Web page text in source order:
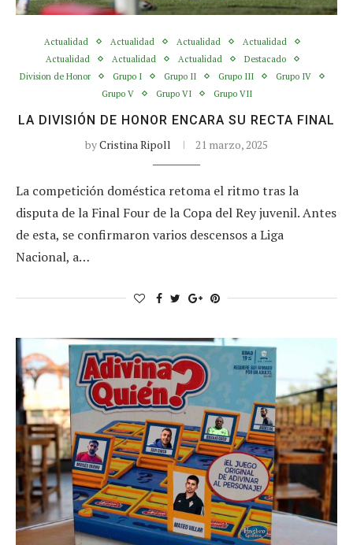
Actualidad Actualidad Actualidad
Actualidad
Actualidad
Actualidad Actualidad
Destacado
Division de Honor
Grupo I Grupo II Grupo III
Grupo IV
Grupo V
Grupo VI Grupo VII
LA DIVISIÓN DE HONOR ENCARA SU RECTA FINAL
byCristina Ripoll 21 marzo, 2025
La competición doméstica retoma el ritmo tras la
disputa de la Final Four de la Copa del Rey juvenil. Antes
de esta, se confirmaron varios descensos a Liga
Nacional, a…